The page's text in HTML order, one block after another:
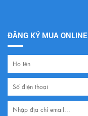
ĐĂNG KÝ MUA ONLINE